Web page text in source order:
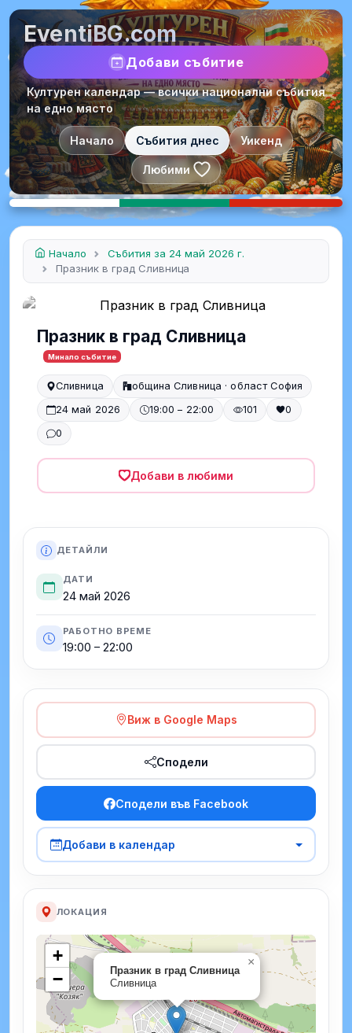
EventiBG.com
Добави събитие
Културен календар — всички национални събития
на едно място
Начало Събития днес Уикенд
Любими
Начало
Събития за 24 май 2026 г.
Празник в град Сливница
Празник в град Сливница
Минало събитие
Сливница
община Сливница · област София
24 май 2026
19:00 – 22:00 101
0
0
Добави в любими
ДЕТАЙЛИ
ДАТИ
24 май 2026
РАБОТНО ВРЕМЕ
19:00 – 22:00
Виж в Google Maps
Сподели
Сподели във Facebook
Добави в календар
ЛОКАЦИЯ
Празник в град Сливница
Сливница
×
+
−